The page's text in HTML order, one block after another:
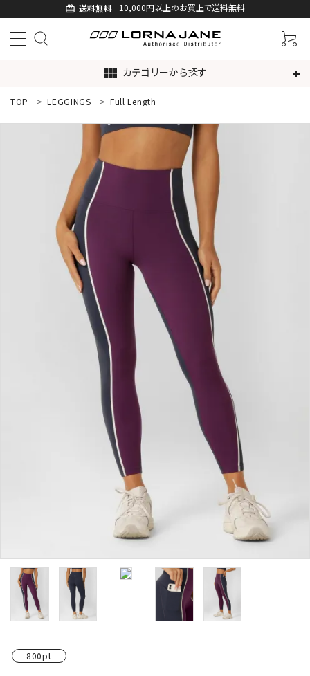
card_giftcard 送料無料 10,000円以上のお買上で送料無料
view_module カテゴリーから探す
ACCOUNT MENU
ようこそ ゲスト 様
新規会員登録
search
アイテムから探す
TOP LEGGINGS Full Length
800pt